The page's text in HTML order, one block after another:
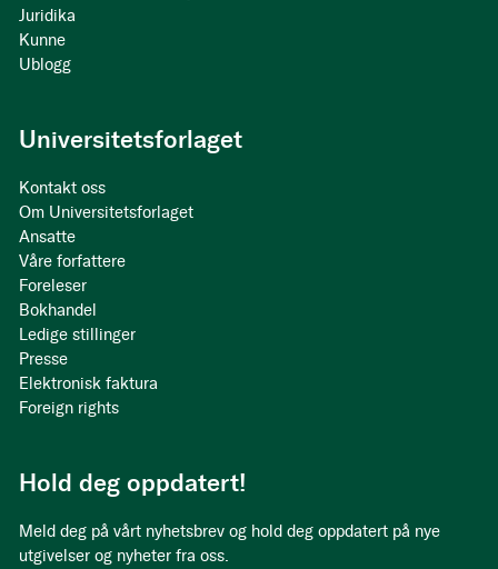
Juridika
Kunne
Ublogg
Universitetsforlaget
Kontakt oss
Om Universitetsforlaget
Ansatte
Våre forfattere
Foreleser
Bokhandel
Ledige stillinger
Presse
Elektronisk faktura
Foreign rights
Hold deg oppdatert!
Meld deg på vårt nyhetsbrev og hold deg oppdatert på nye
utgivelser og nyheter fra oss.